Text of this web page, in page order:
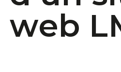
web